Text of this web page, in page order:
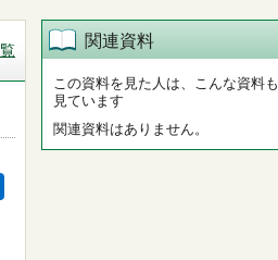
関連資料
この資料を見た人は、こんな資料も
見ています
関連資料はありません。